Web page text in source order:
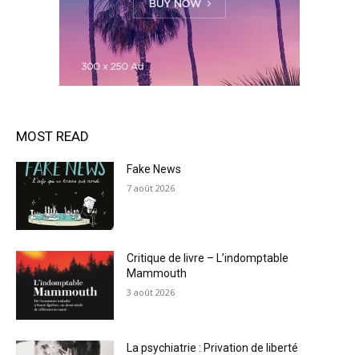
MOST READ
Fake News
7 août 2026
Critique de livre – L’indomptable
Mammouth
3 août 2026
La psychiatrie : Privation de liberté